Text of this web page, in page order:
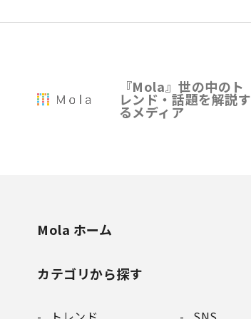
『Mola』世の中のト
レンド・話題を解説す
るメディア
Mola ホーム
カテゴリから探す